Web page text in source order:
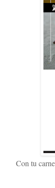
Con tu